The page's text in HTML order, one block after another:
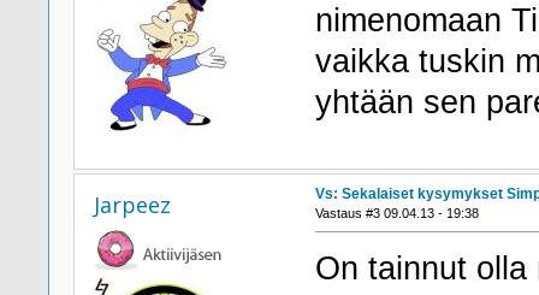
nimenomaan
vaikka tuskin
yhtään sen
Jarpeez Vs: Sekalaiset kysymykset
Vastaus #3 09.04.13 - 19:38
On tainnut olla